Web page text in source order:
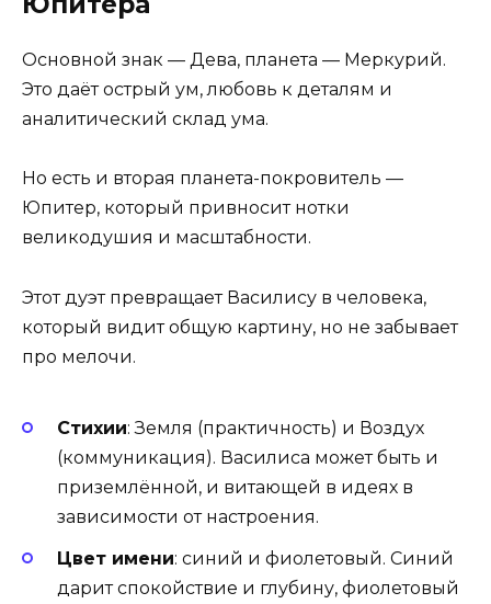
Основной знак — Дева, планета — Меркурий.
Это даёт острый ум, любовь к деталям и
аналитический склад ума.
Но есть и вторая планета-покровитель —
Юпитер, который привносит нотки
великодушия и масштабности.
Этот дуэт превращает Василису в человека,
который видит общую картину, но не забывает
про мелочи.
Стихии: Земля (практичность) и Воздух
(коммуникация). Василиса может быть и
приземлённой, и витающей в идеях в
зависимости от настроения.
Цвет имени: синий и фиолетовый. Синий
дарит спокойствие и глубину, фиолетовый